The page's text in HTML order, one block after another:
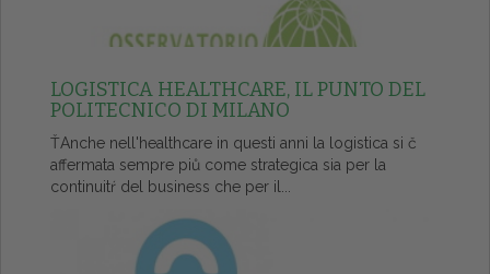
LOGISTICA HEALTHCARE, IL PUNTO DEL
POLITECNICO DI MILANO
ŤAnche nell'healthcare in questi anni la logistica si č
affermata sempre piů come strategica sia per la
continuitŕ del business che per il...